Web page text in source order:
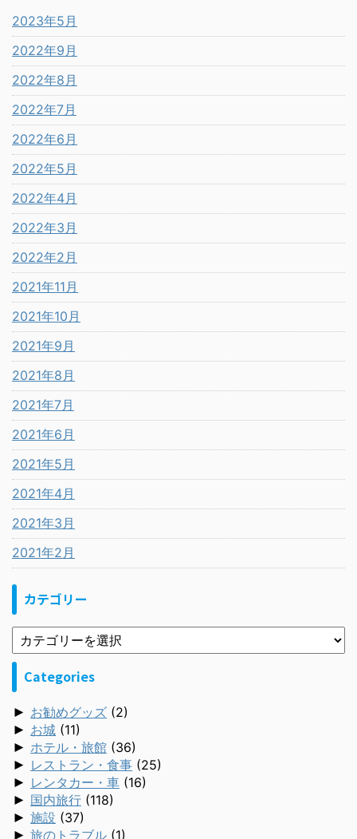
2023年5月
2022年9月
2022年8月
2022年7月
2022年6月
2022年5月
2022年4月
2022年3月
2022年2月
2021年11月
2021年10月
2021年9月
2021年8月
2021年7月
2021年6月
2021年5月
2021年4月
2021年3月
2021年2月
カテゴリー
Categories
► お勧めグッズ (2)
► お城 (11)
► ホテル・旅館 (36)
► レストラン・食事 (25)
► レンタカー・車 (16)
► 国内旅行 (118)
► 施設 (37)
► 旅のトラブル (1)